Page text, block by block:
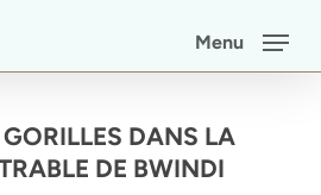
Menu
DANS LA
DE BWINDI